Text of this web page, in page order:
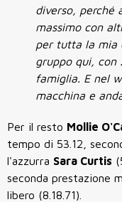
diverso, perché
massimo con
per tutta la mia
gruppo qui, con
famiglia. E nel
macchina e
Per il resto Mollie
tempo di 53.12,
l'azzurra Sara Curtis
seconda prestazione
libero (8.18.71).